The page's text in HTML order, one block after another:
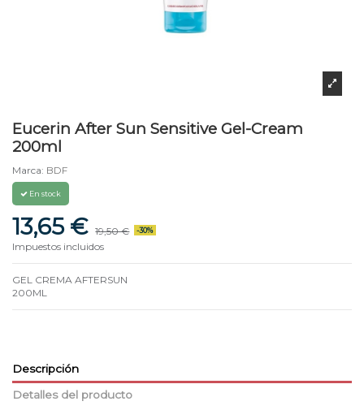
Eucerin After Sun Sensitive Gel-Cream
200ml
Marca: BDF
En stock
13,65 € 19,50 € -30%
Impuestos incluidos
GEL CREMA AFTERSUN
200ML
Descripción
Detalles del producto